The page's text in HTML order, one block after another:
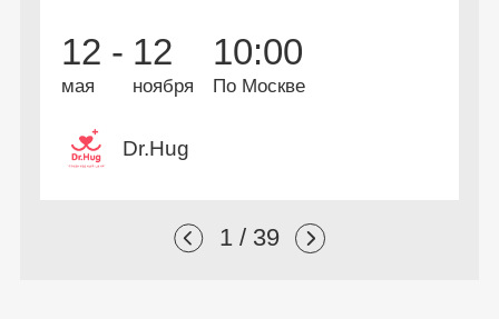
профессиональной
переподготовки
12 -
мая
12
ноября
10:00
По Москве
Dr.Hug
1 / 39